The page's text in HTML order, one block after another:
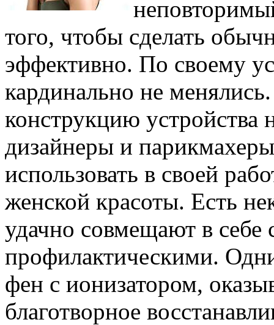
того, чтобы сделать
эффективно. По своему
кардинально не
конструкцию
дизайнеры и
использовать в своей
женской красоты. Есть
удачно совмещают в себе
профилактическими.
фен с ионизатором,
благотворное